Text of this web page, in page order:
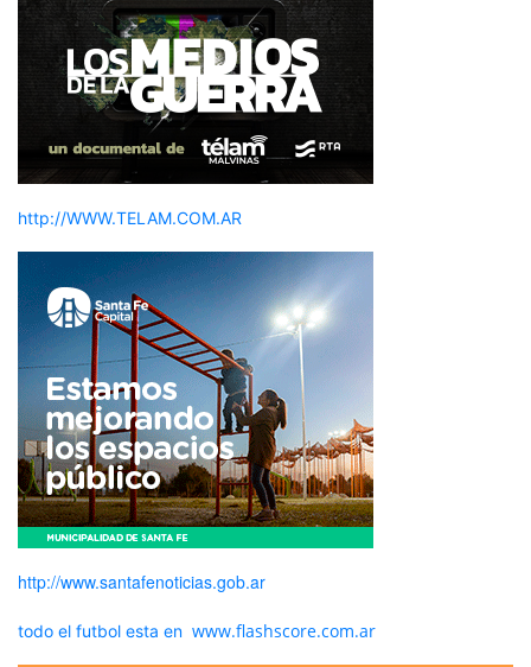
http://WWW.TELAM.COM.AR
http://www.santafenoticias.gob.ar
todo el futbol esta en www.flashscore.com.ar